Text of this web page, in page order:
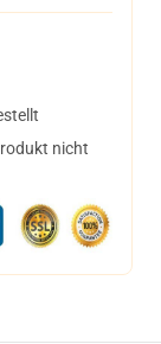
nicht